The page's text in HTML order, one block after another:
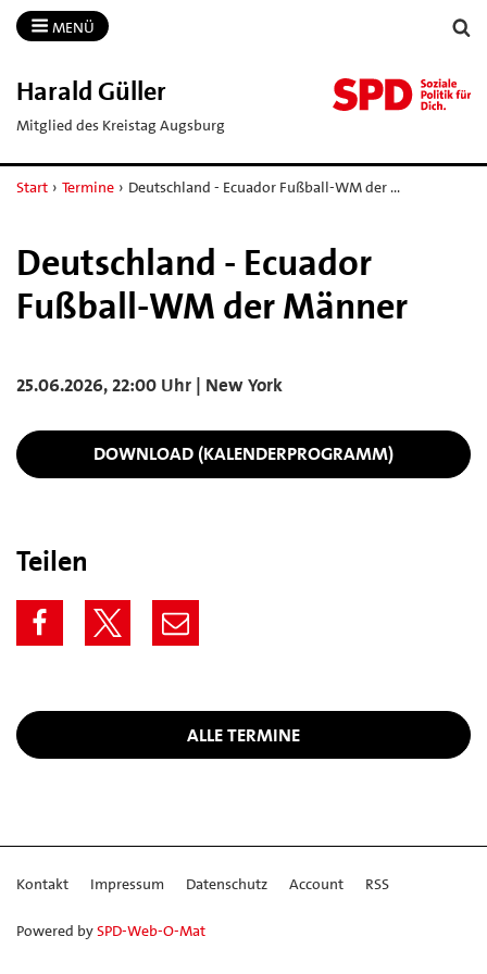
MENÜ
Harald Güller
Mitglied des Kreistag Augsburg
Start › Termine › Deutschland - Ecuador Fußball-WM der …
Deutschland - Ecuador
Fußball-WM der Männer
25.06.2026, 22:00 Uhr | New York
DOWNLOAD (KALENDERPROGRAMM)
Teilen
ALLE TERMINE
Kontakt Impressum Datenschutz Account RSS
Powered bySPD-Web-O-Mat